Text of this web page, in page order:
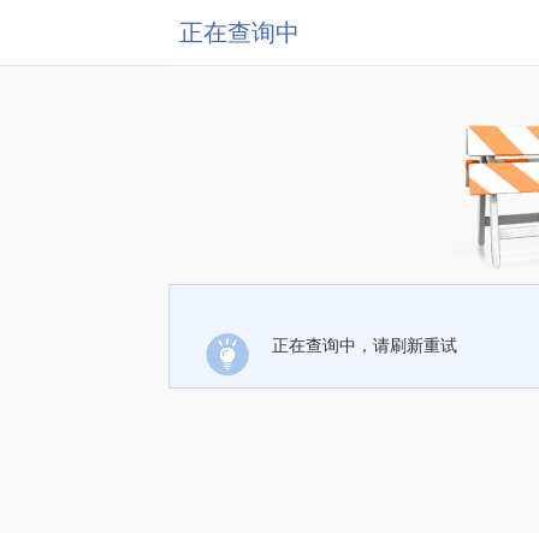
正在查询中
正在查询中，请刷新重试